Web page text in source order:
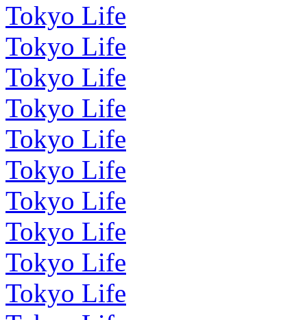
Tokyo Life
Tokyo Life
Tokyo Life
Tokyo Life
Tokyo Life
Tokyo Life
Tokyo Life
Tokyo Life
Tokyo Life
Tokyo Life